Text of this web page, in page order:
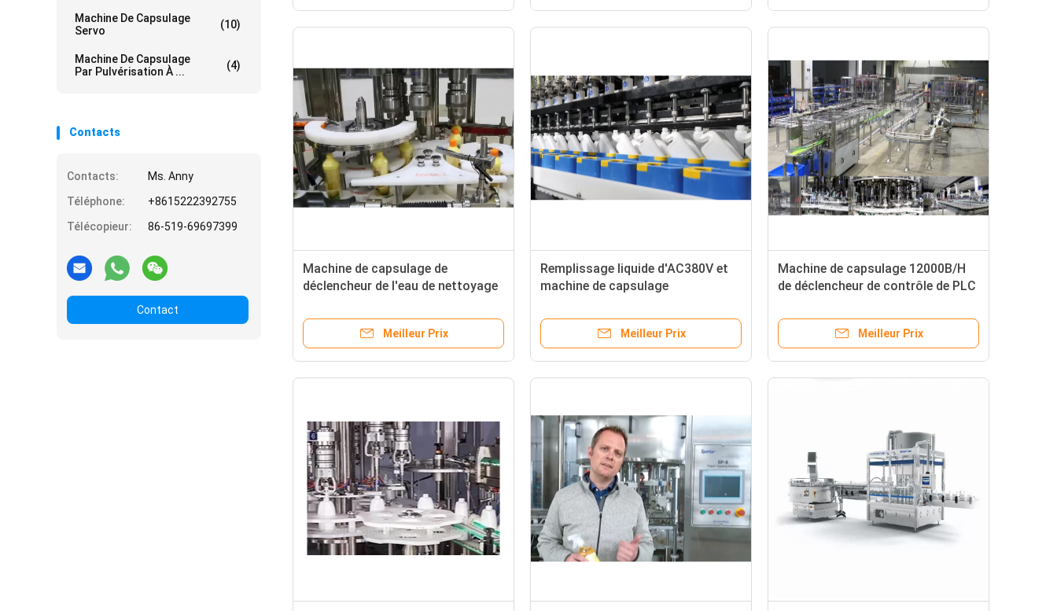
Machine De Capsulage
Servo
(10)
Machine De Capsulage
Par Pulvérisation À ...
(4)
Contacts
Contacts:
Ms. Anny
Téléphone:
+8615222392755
Télécopieur:
86-519-69697399
Contact
Machine de capsulage de
déclencheur de l'eau de nettoyage
Meilleur Prix
Remplissage liquide d'AC380V et
machine de capsulage
Meilleur Prix
Machine de capsulage 12000B/H
de déclencheur de contrôle de PLC
Meilleur Prix